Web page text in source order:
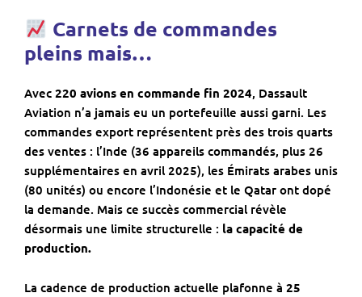
Carnets de commandes
pleins mais…
Avec 220 avions en commande fin 2024, Dassault
Aviation n’a jamais eu un portefeuille aussi garni. Les
commandes export représentent près des trois quarts
des ventes : l’Inde (36 appareils commandés, plus 26
supplémentaires en avril 2025), les Émirats arabes unis
(80 unités) ou encore l’Indonésie et le Qatar ont dopé
la demande. Mais ce succès commercial révèle
désormais une limite structurelle : la capacité de
production.
La cadence de production actuelle plafonne à 25